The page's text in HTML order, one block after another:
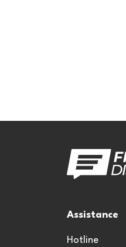
Assistance
Hotline